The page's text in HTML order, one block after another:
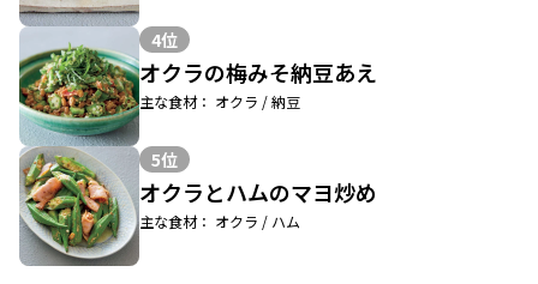
4位
オクラの梅みそ納豆あえ
主な食材： オクラ / 納豆
5位
オクラとハムのマヨ炒め
主な食材： オクラ / ハム